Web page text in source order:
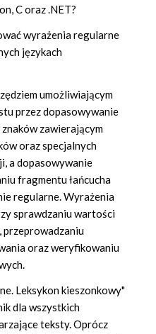
C oraz .NET?
wyrażenia regularne
językach
umożliwiającym
przez dopasowywanie
znaków zawierającym
oraz specjalnych
a dopasowywanie
fragmentu łańcucha
regularne. Wyrażenia
sprawdzaniu wartości
przeprowadzaniu
oraz weryfikowaniu
Leksykon kieszonkowy"
dla wszystkich
teksty. Oprócz